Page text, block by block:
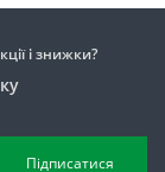
і знижки?
Підписатися